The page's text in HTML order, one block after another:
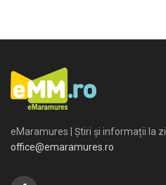
eMaramures | Știri și informații la zi
office@emaramures.ro